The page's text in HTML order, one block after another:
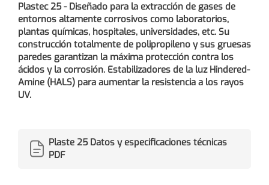
Plastec 25 - Diseñado para la extracción de gases de
entornos altamente corrosivos como laboratorios,
plantas químicas, hospitales, universidades, etc. Su
construcción totalmente de polipropileno y sus gruesas
paredes garantizan la máxima protección contra los
ácidos y la corrosión. Estabilizadores de la luz Hindered-
Amine (HALS) para aumentar la resistencia a los rayos
UV.
Plaste 25 Datos y especificaciones técnicas
PDF